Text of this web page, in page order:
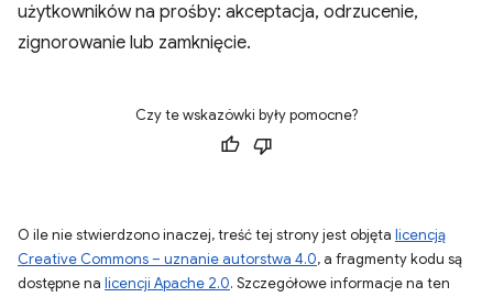
użytkowników na prośby: akceptacja, odrzucenie,
zignorowanie lub zamknięcie.
Czy te wskazówki były pomocne?
O ile nie stwierdzono inaczej, treść tej strony jest objęta licencją
Creative Commons – uznanie autorstwa 4.0, a fragmenty kodu są
dostępne na licencji Apache 2.0. Szczegółowe informacje na ten